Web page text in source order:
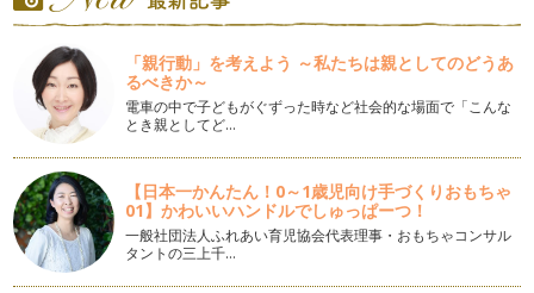
すっきり！遊びながらの花メンテナンス
１２月 師走。日の出前の空の美しさは冬が一番。朝夕の空
気が…
うっとり...！秋色さがしをしてみよう
１１月 霜月。あっという間に日が暮れるようになり、夕日に
染まったバラ色の雲を眺めていられる…
楽しい♪親子で作る秋の寄せ植え
１０月 神無月。夕焼けの色がとても美しい季節になってきま
したね。肌寒い日も増えて…
「親行動」を考えよう ～私たちは親としてのどうあ
るべきか～
電車の中で子どもがぐずった時など社会的な場面で「こんな
とき親としてど…
【日本一かんたん！0～1歳児向け手づくりおもちゃ
01】かわいいハンドルでしゅっぱーつ！
一般社団法人ふれあい育児協会代表理事・おもちゃコンサル
タントの三上千…